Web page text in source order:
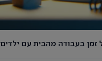
זמן בעבודה מהבית עם ילדים